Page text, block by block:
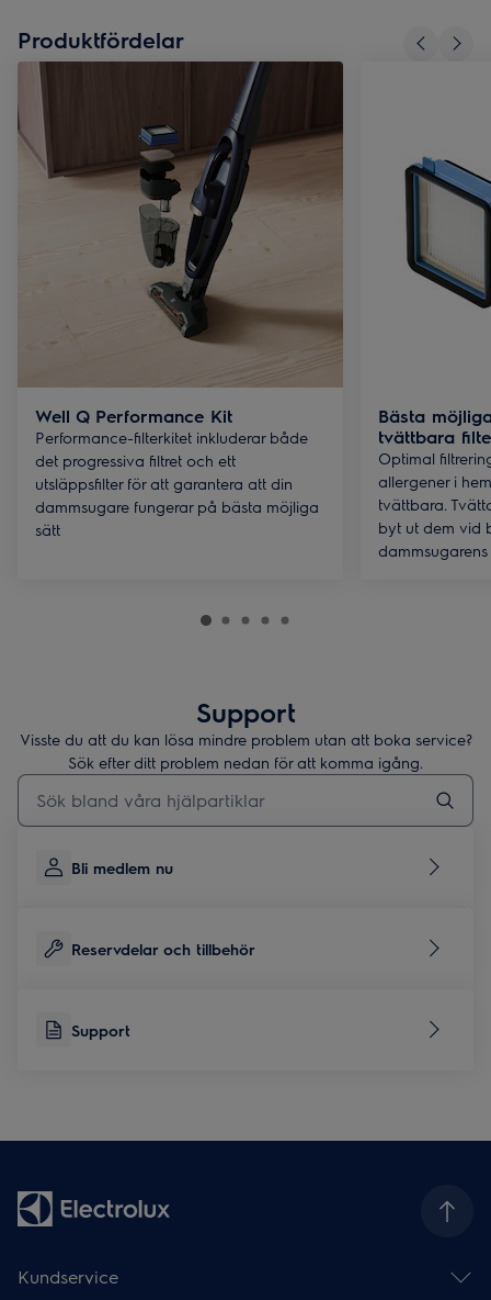
Produktfördelar
Well Q Performance Kit
Performance-filterkitet inkluderar både
det progressiva filtret och ett
utsläppsfilter för att garantera att din
dammsugare fungerar på bästa möjliga
sätt
Bästa
tvättbara
Optimal
allergener i
tvättbara.
byt ut dem vid
Support
Visste du att du kan lösa mindre problem utan att boka service?
Sök efter ditt problem nedan för att komma igång.
Skriv här för att söka i supportartiklar
Bli medlem nu
Reservdelar och tillbehör
Support
Kundservice